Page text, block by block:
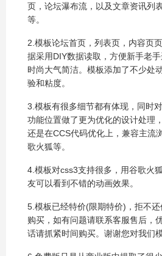
页，论坛瀑布流，以及文章资讯列
等。
2.模板论坛首页，列表页，内容页
据采用DIY数据读取，方便新手老手
时尚大气简洁。模板添加了不少处
验和粘度。
3.模板有很多细节都有体现，同时
功能位置做了更为优化的设计处理
还是在CCS代码优化上，兼容主流
歌火狐等。
4.模板对css3支持很多，用谷歌火
友可以看到不错的动画效果。
5.模板已经特价(限期特价)，拒不
购买，如有问题请联系客服售后，
话请抓紧时间购买。谢谢您对我们